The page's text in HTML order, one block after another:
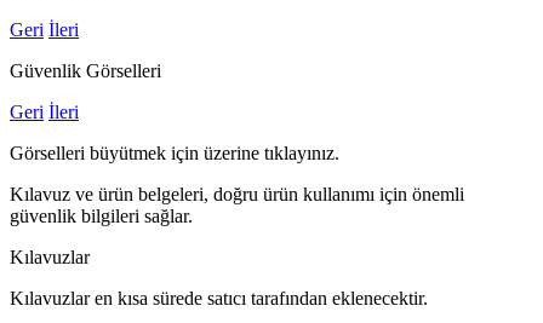
Geri İleri
Güvenlik Görselleri
Geri İleri
Görselleri büyütmek için üzerine tıklayınız.
Kılavuz ve ürün belgeleri, doğru ürün kullanımı için önemli
güvenlik bilgileri sağlar.
Kılavuzlar
Kılavuzlar en kısa sürede satıcı tarafından eklenecektir.